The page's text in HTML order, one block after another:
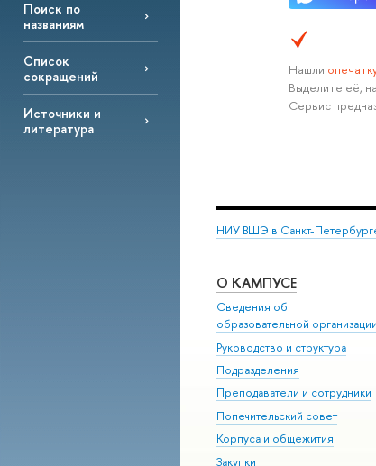
Поиск по
названиям
Список
сокращений
Источники и
литература
Нашли опечатку
Выделите её,
Сервис
НИУ ВШЭ в Санкт-
О КАМПУСЕ
Сведения об
образовательной организации
Руководство и структура
Подразделения
Преподаватели и сотрудники
Попечительский совет
Корпуса и общежития
Закупки